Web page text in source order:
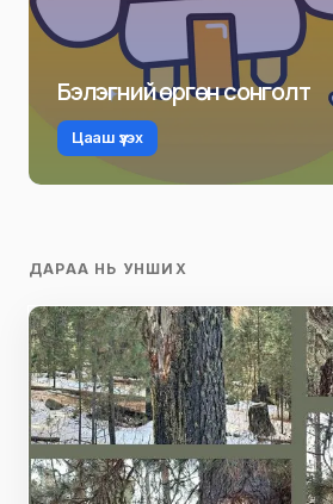
Бэлэгний өргөн сонголт
Цааш үзэх
ДАРАА НЬ УНШИХ